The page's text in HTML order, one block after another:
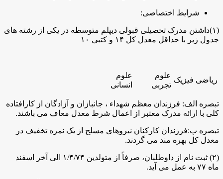
شرایط اختصاصی:
(۱)داشتن مدرک تحصیلی قبولی دیپلم متوسطه در یکی از رشته های
جدول زیر با حداقل معدل کل ۱۴ و کتبی ۱۰
ریاضی فیزیک
علوم
تجربی
علوم
انسانی
تبصره الف: فرزندان معظم شهداء ، جانبازان و آزادگان از کارافتاده
کلی با ارائه مدرک معتبر از اعمال شرط معدل معاف می باشند.
تبصره ب:فرزندان کارکنان نیروهای مسلح از یک نمره تخفیف در
معدل کل بهره مند می گردند.
(۲) ثبت نام از داوطلبان، صرفاً از متولدین ۱/۴/۷۴ الی آخر اسفند
ماه ۷۷ به عمل می آید.